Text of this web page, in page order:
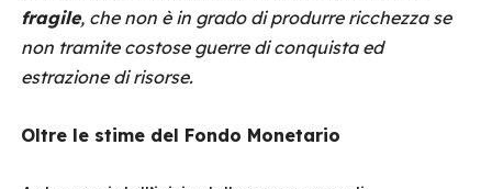
fragile, che non è in grado di produrre ricchezza se
non tramite costose guerre di conquista ed
estrazione di risorse.
Oltre le stime del Fondo Monetario